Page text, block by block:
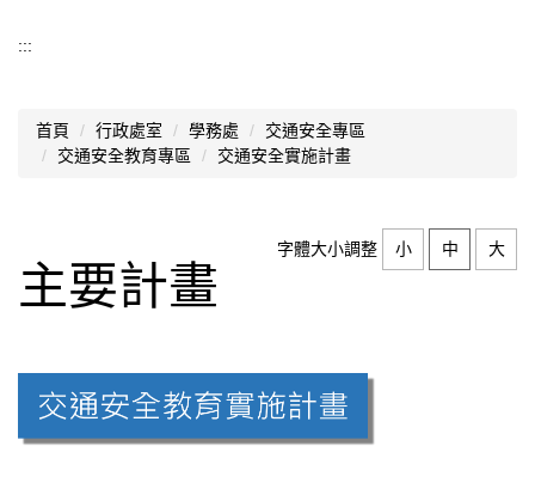
交安委員會
好站連結
交通安全教育影片欣賞
汽機車線上模擬考
:::
首頁 行政處室 學務處
交通安全專區
交通安全教育專區
交通安全實施計畫
字體大小調整 小 中 大
主要計畫